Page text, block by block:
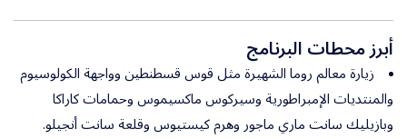
أبرز محطات البرنامج
زيارة معالم روما الشهيرة مثل قوس قسطنطين وواجهة الكولوسيوم
والمنتديات الإمبراطورية وسيركوس ماكسيموس وحمامات كاراكا
وبازيليك سانت ماري ماجور وهرم كيستيوس وقلعة سانت أنجيلو.